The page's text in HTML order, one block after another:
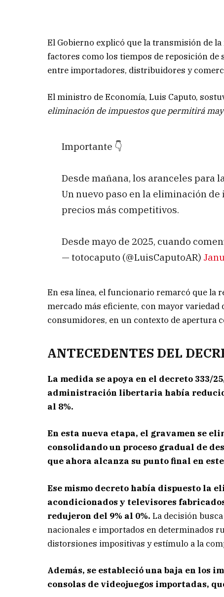
El Gobierno explicó que la transmisión de
factores como los tiempos de reposición
entre importadores, distribuidores y
El ministro de Economía, Luis Caputo,
eliminación de impuestos que permitirá
Importante 👇
Desde mañana, los aranceles para
Un nuevo paso en la eliminación
precios más competitivos.
Desde mayo de 2025, cuando
— totocaputo (@LuisCaputoAR)
En esa línea, el funcionario remarcó que la
mercado más eficiente, con mayor
consumidores, en un contexto de apertura
ANTECEDENTES DEL
La medida se apoya en el decreto 333/
administración libertaria había
al 8%.
En esta nueva etapa, el gravamen se
consolidando un proceso gradual de
que ahora alcanza su punto final en
Ese mismo decreto había dispuesto la
acondicionados y televisores
redujeron del 9% al 0%. La decisión
nacionales e importados en determinados
distorsiones impositivas y estímulo a la
Además, se estableció una baja en los
consolas de videojuegos importadas,